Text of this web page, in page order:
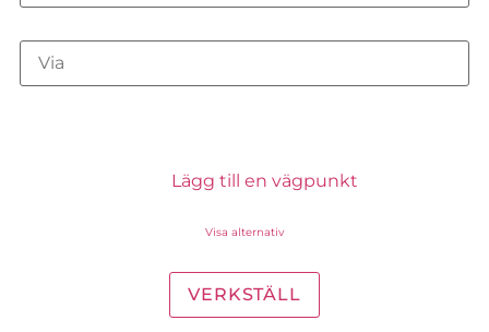
Lägg till en vägpunkt
Visa alternativ